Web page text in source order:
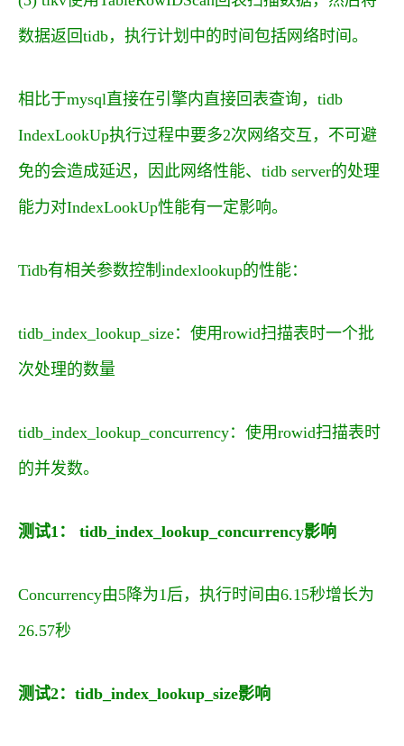
数据返回tidb，执行计划中的时间包括网络时间。
相比于mysql直接在引擎内直接回表查询，tidb
IndexLookUp执行过程中要多2次网络交互，不可避
免的会造成延迟，因此网络性能、tidb server的处理
能力对IndexLookUp性能有一定影响。
Tidb有相关参数控制indexlookup的性能：
tidb_index_lookup_size：使用rowid扫描表时一个批
次处理的数量
tidb_index_lookup_concurrency：使用rowid扫描表时
的并发数。
测试1： tidb_index_lookup_concurrency影响
Concurrency由5降为1后，执行时间由6.15秒增长为
26.57秒
测试2：tidb_index_lookup_size影响